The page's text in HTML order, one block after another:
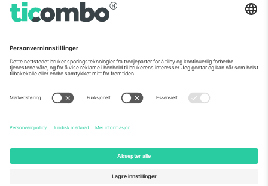
Regus Sofia City West, bul
Totleben 53-55, 1606 Sofia,
UAE Dubai Silicon Oasis, DDP
Mexico
Av Chapultepec 360, Roma
Norte, Cuauhtémoc, 06700
Ciudad de México, CDMX,
sted, begivenhet og/eller domene. For detaljer, sjekk spesifikke
arrangementsside, forlag og vilkår.,Firmainformasjon
2026 Ticombo. Alle rettigheter reservert.